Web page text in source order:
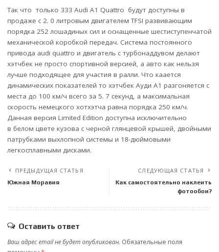
Так что только 333 Audi A1 Quattro будут доступны в
продаже с 2. 0 литровым двигателем TFSI развивающим
порядка 252 лошадиных сил и оснащенные шестиступенчатой
механической коробкой передач. Система постоянного
привода audi quattro и двигатель с турбонаддувом делают
хэтчбек не просто спортивной версией, а авто как нельзя
лучше подходящее для участия в ралли. Что каается
динамических показателей то хэтчбек Ауди А1 разгоняется с
места до 100 км/ч всего за 5. 7 секунд, а максимальная
скорость немецкого хотхэтча равна порядка 250 км/ч.
Данная версия Limited Edition доступна исключительно
в белом цвете кузова с черной глянцевой крышей, двойными
патрубками выхлопной системы и 18-дюймовыми
легкосплавными дисками.
ПРЕДЫДУЩАЯ СТАТЬЯ
Южная Моравия
СЛЕДУЮЩАЯ СТАТЬЯ
Как самостоятельно наклеить
фотообои?
Оставить ответ
Ваш адрес email не будет опубликован. Обязательные поля